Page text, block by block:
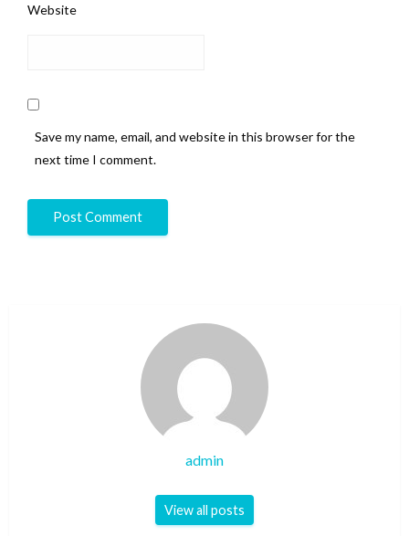
Website
Save my name, email, and website in this browser for the
next time I comment.
admin
View all posts